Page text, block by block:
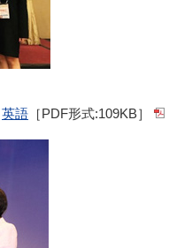
英語 ［PDF形式:109KB］